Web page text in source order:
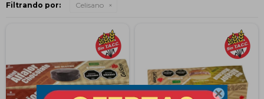

Filtrando por: Celisano